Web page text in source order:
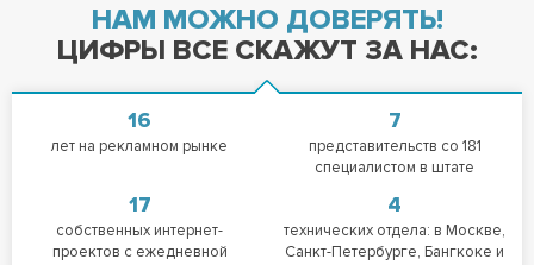
НАМ МОЖНО ДОВЕРЯТЬ!
ЦИФРЫ ВСЕ СКАЖУТ ЗА НАС:
16
лет на рекламном рынке
7
представительств со 181
специалистом в штате
17
собственных интернет-
проектов с ежедневной
4
технических отдела: в Москве,
Санкт-Петербурге, Бангкоке и